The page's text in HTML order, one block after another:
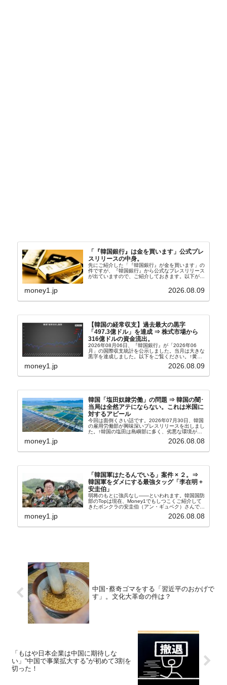
「『韓国銀行』は金を買います」公式プレ
スリリースの中身。
先にご紹介した「『韓国銀行』が金を買います」の
件ですが、『韓国銀行』から公式なプレスリリース
が出ていますので、ご紹介しておきます。以下が全
れ協力体制を構築□『韓国銀行』は、国内生産金の
money1.jp 2026.08.09
【韓国の経常収支】過去最大の黒字
「497.3億ドル」を達成 ⇒ 株式市場から
316億ドルの資金流出。
2026年08月06日、『韓国銀行』が「2026年06
月」の国際収支統計を公示しました。当月は大きな
黒字を達成しました。以下をご覧ください。↑黄色
の経常収支です。2026年06月貿易収支：4...
money1.jp 2026.08.09
韓国「塩田奴隷労働」の問題 ⇒ 韓国の闇･
当局は全然アテにならない。これは米国に
対するアピール
今回は面倒くさい話です。2026年07月30日、韓国
の雇用労働部が興味深いプレスリリースを出しまし
た。↑韓国の塩田は島嶼部に多く、劣悪な環境が一
たといわれます（後述）。これは、いわゆる「塩田
money1.jp 2026.08.08
「韓国軍はたるんでいる」案件 × ２。⇒
韓国軍をダメにする最強タッグ「李在明 +
安圭伯」
弱将のもとに強兵なし――といわれます。韓国国防
部のTopは現在、Money1でもしつこくご紹介して
きたボンクラの安圭伯（アン・ギュベク）さんで
さんと「韓国初の文官上がり」の国防部長官安圭伯
money1.jp 2026.08.08
中国･蔡奇ゴマをする「習近平のおかげで
す」。文化大革命の件は？
「もはや日本企業は中国に期待しな
い」“中国で事業拡大する”が初めて3割を
切った！